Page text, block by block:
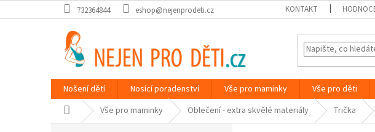
na
732364844 eshop@nejenprodeti.cz KONTAKT
Nošení dětí Nosící poradenství Vše pro maminky Vše pro děti
Domů Vše pro maminky Oblečení - extra skvělé materiály Trička